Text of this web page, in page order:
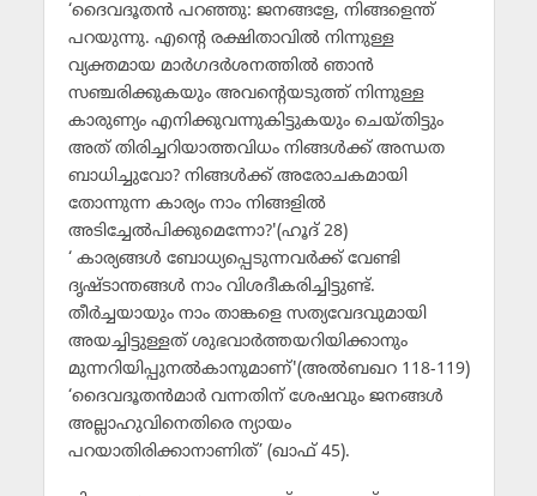
‘ദൈവദൂതന്‍ പറഞ്ഞു: ജനങ്ങളേ, നിങ്ങളെന്ത്
പറയുന്നു. എന്റെ രക്ഷിതാവില്‍ നിന്നുള്ള
വ്യക്തമായ മാര്‍ഗദര്‍ശനത്തില്‍ ഞാന്‍
സഞ്ചരിക്കുകയും അവന്റെയടുത്ത് നിന്നുള്ള
കാരുണ്യം എനിക്കുവന്നുകിട്ടുകയും ചെയ്തിട്ടും
അത് തിരിച്ചറിയാത്തവിധം നിങ്ങള്‍ക്ക് അന്ധത
ബാധിച്ചുവോ? നിങ്ങള്‍ക്ക് അരോചകമായി
തോന്നുന്ന കാര്യം നാം നിങ്ങളില്‍
അടിച്ചേല്‍പിക്കുമെന്നോ?'(ഹൂദ് 28)
‘ കാര്യങ്ങള്‍ ബോധ്യപ്പെടുന്നവര്‍ക്ക് വേണ്ടി
ദൃഷ്ടാന്തങ്ങള്‍ നാം വിശദീകരിച്ചിട്ടുണ്ട്.
തീര്‍ച്ചയായും നാം താങ്കളെ സത്യവേദവുമായി
അയച്ചിട്ടുള്ളത് ശുഭവാര്‍ത്തയറിയിക്കാനും
മുന്നറിയിപ്പുനല്‍കാനുമാണ്'(അല്‍ബഖറ 118-119)
‘ദൈവദൂതന്‍മാര്‍ വന്നതിന് ശേഷവും ജനങ്ങള്‍
അല്ലാഹുവിനെതിരെ ന്യായം
പറയാതിരിക്കാനാണിത്’ (ഖാഫ് 45).